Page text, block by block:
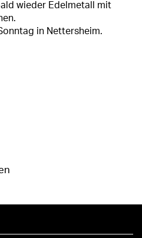
wieder Edelmetall mit
in Nettersheim.